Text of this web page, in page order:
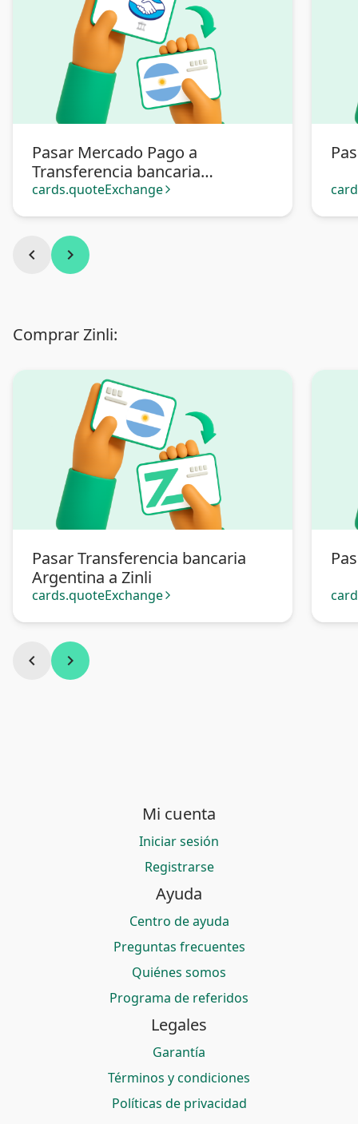
Pasar Mercado Pago a
Transferencia bancaria
Argentina
cards.quoteExchange arrow_forward_ios
chevron_left chevron_right
Comprar Zinli:
Pasar Transferencia bancaria
Argentina a Zinli
cards.quoteExchange arrow_forward_ios
chevron_left chevron_right
Mi cuenta
Iniciar sesión
Registrarse
Ayuda
Centro de ayuda
Preguntas frecuentes
Quiénes somos
Programa de referidos
Legales
Garantía
Términos y condiciones
Políticas de privacidad